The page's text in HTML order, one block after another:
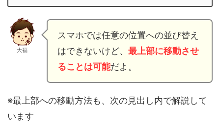
大福
スマホでは任意の位置への並び替え
はできないけど、 最上部に移動させ
ることは可能だよ。
※最上部への移動方法も、次の見出し内で解説して
います